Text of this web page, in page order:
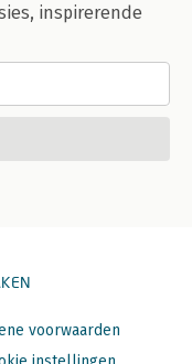
inspirerende
voorwaarden